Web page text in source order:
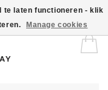
te laten functioneren - klik
Manage cookies